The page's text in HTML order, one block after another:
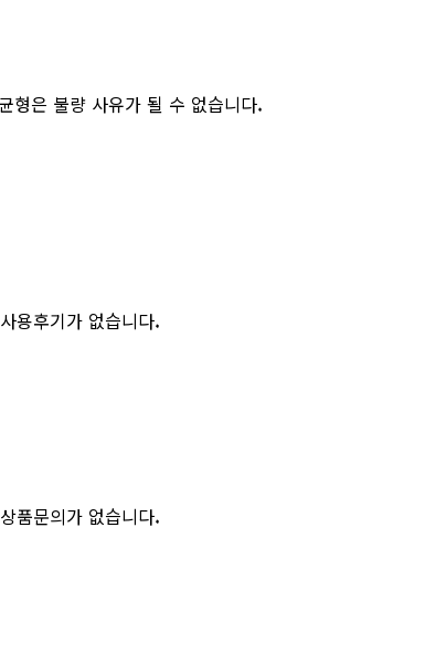
형은 불량 사유가 될 수 없습니다.
사용후기가 없습니다.
상품문의가 없습니다.